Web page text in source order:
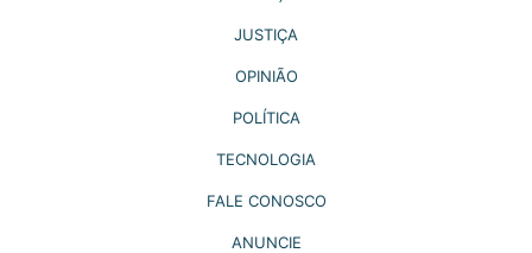
JUSTIÇA
OPINIÃO
POLÍTICA
TECNOLOGIA
FALE CONOSCO
ANUNCIE